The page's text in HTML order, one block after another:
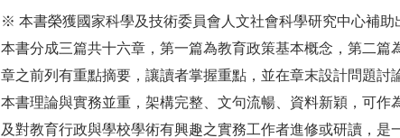
※ 本書榮獲國家科學及技術委員會人文社會科學研究中心補
本書分成三篇共十六章，第一篇為教育政策基本概念，第二
章之前列有重點摘要，讓讀者掌握重點，並在章末設計問題討
本書理論與實務並重，架構完整、文句流暢、資料新穎，可
及對教育行政與學校學術有興趣之實務工作者進修或研讀，